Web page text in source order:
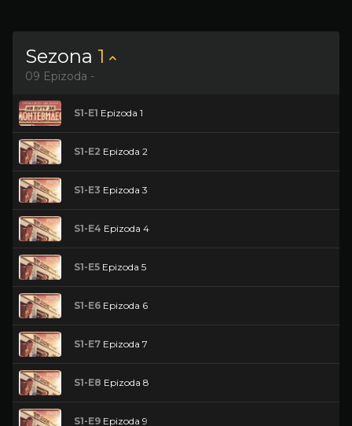
Sezona 1
09 Epizoda -
S1-E1 Epizoda 1
S1-E2 Epizoda 2
S1-E3 Epizoda 3
S1-E4 Epizoda 4
S1-E5 Epizoda 5
S1-E6 Epizoda 6
S1-E7 Epizoda 7
S1-E8 Epizoda 8
S1-E9 Epizoda 9